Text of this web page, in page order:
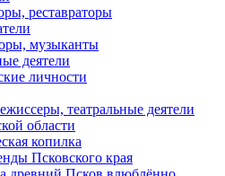
реставраторы
музыканты
деятели
личности
театральные деятели
области
копилка
Псковского края